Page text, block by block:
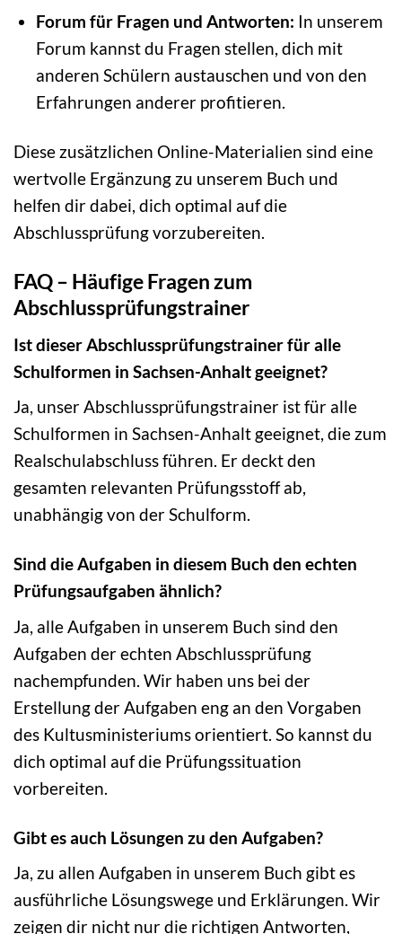
Forum für Fragen und Antworten: In unserem
Forum kannst du Fragen stellen, dich mit
anderen Schülern austauschen und von den
Erfahrungen anderer profitieren.
Diese zusätzlichen Online-Materialien sind eine
wertvolle Ergänzung zu unserem Buch und
helfen dir dabei, dich optimal auf die
Abschlussprüfung vorzubereiten.
FAQ – Häufige Fragen zum
Abschlussprüfungstrainer
Ist dieser Abschlussprüfungstrainer für alle
Schulformen in Sachsen-Anhalt geeignet?
Ja, unser Abschlussprüfungstrainer ist für alle
Schulformen in Sachsen-Anhalt geeignet, die zum
Realschulabschluss führen. Er deckt den
gesamten relevanten Prüfungsstoff ab,
unabhängig von der Schulform.
Sind die Aufgaben in diesem Buch den echten
Prüfungsaufgaben ähnlich?
Ja, alle Aufgaben in unserem Buch sind den
Aufgaben der echten Abschlussprüfung
nachempfunden. Wir haben uns bei der
Erstellung der Aufgaben eng an den Vorgaben
des Kultusministeriums orientiert. So kannst du
dich optimal auf die Prüfungssituation
vorbereiten.
Gibt es auch Lösungen zu den Aufgaben?
Ja, zu allen Aufgaben in unserem Buch gibt es
ausführliche Lösungswege und Erklärungen. Wir
zeigen dir nicht nur die richtigen Antworten,